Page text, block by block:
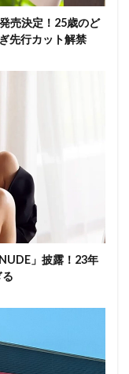
売決定！25歳のど
先行カット解禁
」披露！23年